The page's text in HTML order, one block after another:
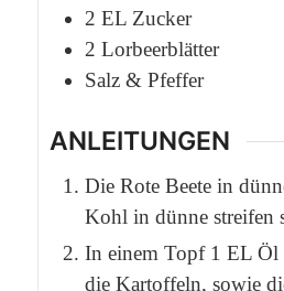
2 EL Zucker
2 Lorbeerblätter
Salz & Pfeffer
ANLEITUNGEN
Die Rote Beete in
Kohl in dünne streifen
In einem Topf 1 EL Öl
die Kartoffeln, sowie